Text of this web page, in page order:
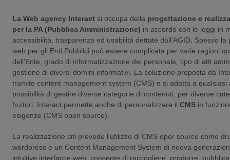
La Web agency Interact si occupa della progettazione e
per la PA (Pubblica Amministrazione) in accordo con le leggi in
accessibilità, trasparenza ed usabilità dettate dall'AGID. Spesso la
web per gli Enti Pubblici può essere complicata per varie ragioni
dell'Ente, grado di informatizzazione del personale, tipo di atti
gestione di diversi domini informativi. La soluzione proposta da
tramite content management system (CMS) e si adatta a qualsiasi
possibilità di gestire diverse categorie di contenuti, per diverse
fruitori. Interact permette anche di personalizzare il CMS in
esigenze (CMS open source).
La realizzazione siti prevede l'utilizzo di CMS oper source come
wordpress e un Content Management System di nuova
intuitive interfacce web, consente di raccogliere, produrre,